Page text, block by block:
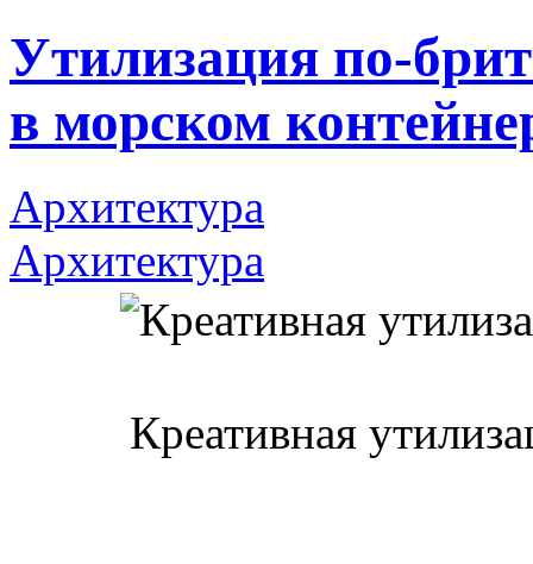
Утилизация по-
в морском
Архитектура
Архитектура
Креативная